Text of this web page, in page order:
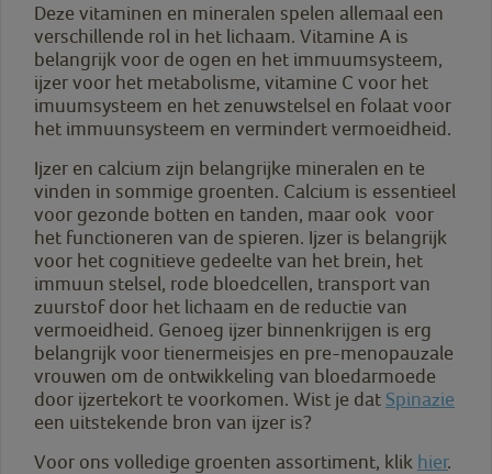
Deze vitaminen en mineralen spelen allemaal een
verschillende rol in het lichaam. Vitamine A is
belangrijk voor de ogen en het immuumsysteem,
ijzer voor het metabolisme, vitamine C voor het
imuumsysteem en het zenuwstelsel en folaat voor
het immuunsysteem en vermindert vermoeidheid.
Ijzer en calcium zijn belangrijke mineralen en te
vinden in sommige groenten. Calcium is essentieel
voor gezonde botten en tanden, maar ook voor
het functioneren van de spieren. Ijzer is belangrijk
voor het cognitieve gedeelte van het brein, het
immuun stelsel, rode bloedcellen, transport van
zuurstof door het lichaam en de reductie van
vermoeidheid. Genoeg ijzer binnenkrijgen is erg
belangrijk voor tienermeisjes en pre-menopauzale
vrouwen om de ontwikkeling van bloedarmoede
door ijzertekort te voorkomen. Wist je dat Spinazie
een uitstekende bron van ijzer is?
Voor ons volledige groenten assortiment, klik hier.